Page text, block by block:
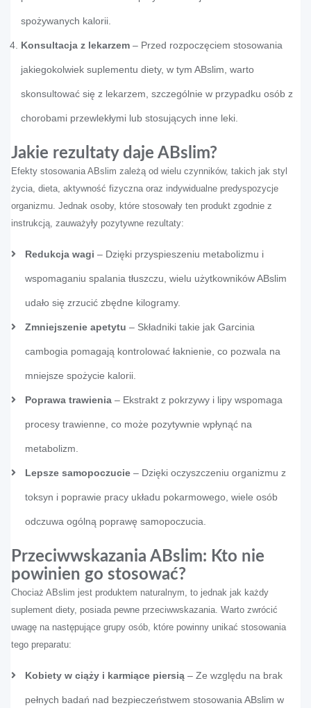
spożywanych kalorii.
Konsultacja z lekarzem – Przed rozpoczęciem stosowania
jakiegokolwiek suplementu diety, w tym ABslim, warto
skonsultować się z lekarzem, szczególnie w przypadku osób z
chorobami przewlekłymi lub stosujących inne leki.
Jakie rezultaty daje ABslim?
Efekty stosowania ABslim zależą od wielu czynników, takich jak styl
życia, dieta, aktywność fizyczna oraz indywidualne predyspozycje
organizmu. Jednak osoby, które stosowały ten produkt zgodnie z
instrukcją, zauważyły pozytywne rezultaty:
Redukcja wagi – Dzięki przyspieszeniu metabolizmu i
wspomaganiu spalania tłuszczu, wielu użytkowników ABslim
udało się zrzucić zbędne kilogramy.
Zmniejszenie apetytu – Składniki takie jak Garcinia
cambogia pomagają kontrolować łaknienie, co pozwala na
mniejsze spożycie kalorii.
Poprawa trawienia – Ekstrakt z pokrzywy i lipy wspomaga
procesy trawienne, co może pozytywnie wpłynąć na
metabolizm.
Lepsze samopoczucie – Dzięki oczyszczeniu organizmu z
toksyn i poprawie pracy układu pokarmowego, wiele osób
odczuwa ogólną poprawę samopoczucia.
Przeciwwskazania ABslim: Kto nie
powinien go stosować?
Chociaż ABslim jest produktem naturalnym, to jednak jak każdy
suplement diety, posiada pewne przeciwwskazania. Warto zwrócić
uwagę na następujące grupy osób, które powinny unikać stosowania
tego preparatu:
Kobiety w ciąży i karmiące piersią – Ze względu na brak
pełnych badań nad bezpieczeństwem stosowania ABslim w